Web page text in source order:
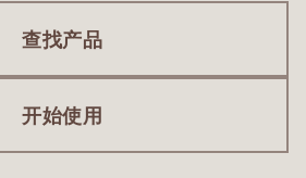
查找产品
开始使用